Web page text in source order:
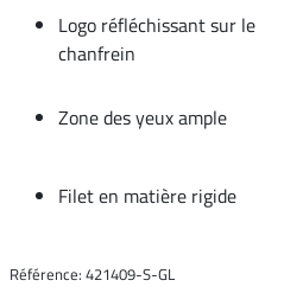
Logo réfléchissant sur le
chanfrein
Zone des yeux ample
Filet en matière rigide
Référence: 421409-S-GL